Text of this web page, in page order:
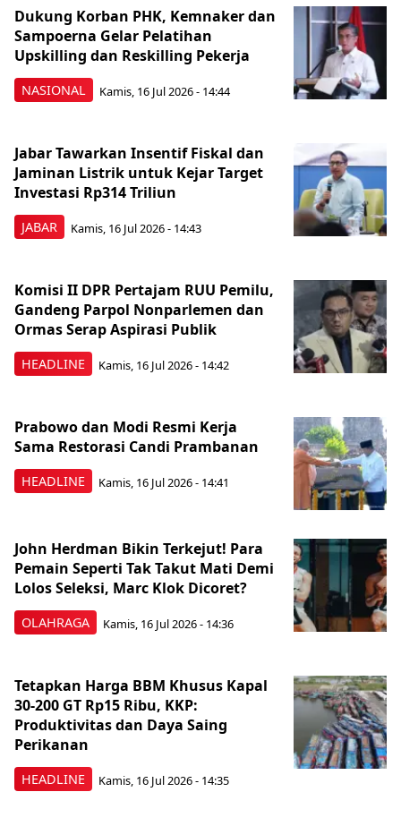
NASIONAL
Dukung Korban PHK, Kemnaker dan
Sampoerna Gelar Pelatihan
Upskilling dan Reskilling Pekerja
Kamis, 16 Jul 2026 - 14:44
JABAR
Jabar Tawarkan Insentif Fiskal dan
Jaminan Listrik untuk Kejar Target
Investasi Rp314 Triliun
Kamis, 16 Jul 2026 - 14:43
HEADLINE
Komisi II DPR Pertajam RUU Pemilu,
Gandeng Parpol Nonparlemen dan
Ormas Serap Aspirasi Publik
Kamis, 16 Jul 2026 - 14:42
HEADLINE
Prabowo dan Modi Resmi Kerja
Sama Restorasi Candi Prambanan
Kamis, 16 Jul 2026 - 14:41
OLAHRAGA
John Herdman Bikin Terkejut! Para
Pemain Seperti Tak Takut Mati Demi
Lolos Seleksi, Marc Klok Dicoret?
Kamis, 16 Jul 2026 - 14:36
HEADLINE
Tetapkan Harga BBM Khusus Kapal
30-200 GT Rp15 Ribu, KKP:
Produktivitas dan Daya Saing
Perikanan
Kamis, 16 Jul 2026 - 14:35